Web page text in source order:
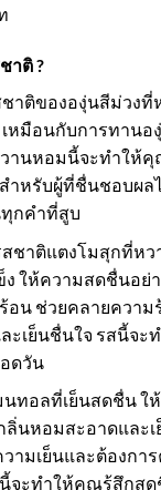
าติ ?
าติขององุ่นสีม่วงที่
หมือนกับการทานอ
านหอมนี้จะทำให้คุ
ำหรับผู้ที่ชื่นชอบผ
กคำที่สูบ
ชาติแตงโมสุกที่หว
ให้ความสดชื่นอย่า
อน ช่วยคลายความ
ะเย็นชื่นใจ รสนี้จะ
ดวัน
นทอลที่เย็นสดชื่น ใ
ลิ่นหอมสะอาดและเ
ามเย็นและต้องกา
จะทำให้คุณรู้สึกส